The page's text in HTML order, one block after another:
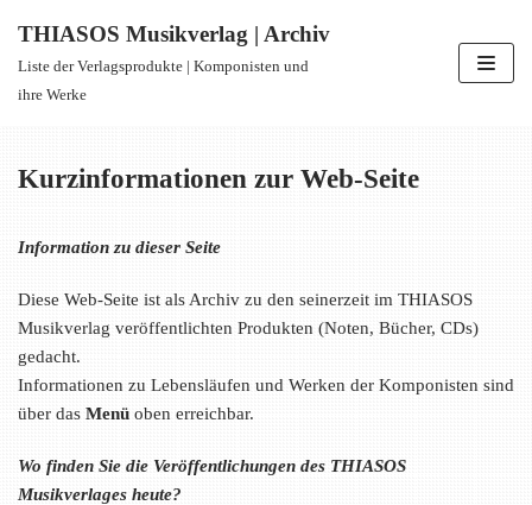
Zum
Inhalt
THIASOS Musikverlag | Archiv
Liste der Verlagsprodukte | Komponisten und
ihre Werke
Kurzinformationen zur Web-Seite
Information zu dieser Seite
Diese Web-Seite ist als Archiv zu den seinerzeit im THIASOS
Musikverlag veröffentlichten Produkten (Noten, Bücher, CDs)
gedacht.
Informationen zu Lebensläufen und Werken der Komponisten sind
über das Menü oben erreichbar.
Wo finden Sie die Veröffentlichungen des THIASOS
Musikverlages heute?